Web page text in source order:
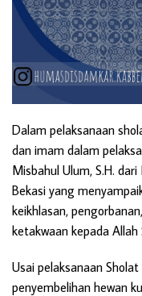
Dalam pelaksanaan
dan imam dalam
Misbahul Ulum, S.H.
Bekasi yang
keikhlasan,
ketakwaan kepada Allah
Usai pelaksanaan
penyembelihan hewan